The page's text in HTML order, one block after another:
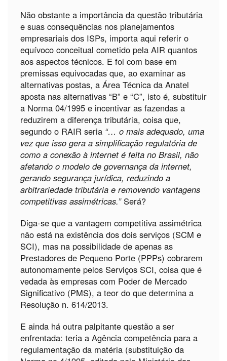
Não obstante a importância da questão tributária
e suas consequências nos planejamentos
empresariais dos ISPs, importa aqui referir o
equívoco conceitual cometido pela AIR quantos
aos aspectos técnicos. E foi com base em
premissas equivocadas que, ao examinar as
alternativas postas, a Área Técnica da Anatel
aposta nas alternativas “B” e “C”, isto é, substituir
a Norma 04/1995 e incentivar as fazendas a
reduzirem a diferença tributária, coisa que,
segundo o RAIR seria “… o mais adequado, uma
vez que isso gera a simplificação regulatória de
como a conexão à internet é feita no Brasil, não
afetando o modelo de governança da internet,
gerando segurança jurídica, reduzindo a
arbitrariedade tributária e removendo vantagens
competitivas assimétricas.”Será?
Diga-se que a vantagem competitiva assimétrica
não está na existência dos dois serviços (SCM e
SCI), mas na possibilidade de apenas as
Prestadores de Pequeno Porte (PPPs) cobrarem
autonomamente pelos Serviços SCI, coisa que é
vedada às empresas com Poder de Mercado
Significativo (PMS), a teor do que determina a
Resolução n. 614/2013.
E ainda há outra palpitante questão a ser
enfrentada: teria a Agência competência para a
regulamentação da matéria (substituição da